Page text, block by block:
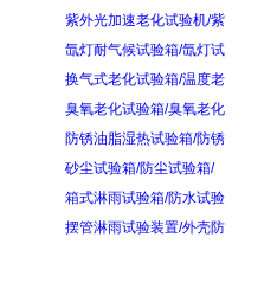
紫外光加速老化试验机/紫
氙灯耐气候试验箱/氙灯试
换气式老化试验箱/温度老
臭氧老化试验箱/臭氧老化
防锈油脂湿热试验箱/防锈
砂尘试验箱/防尘试验箱/
箱式淋雨试验箱/防水试验
摆管淋雨试验装置/外壳防